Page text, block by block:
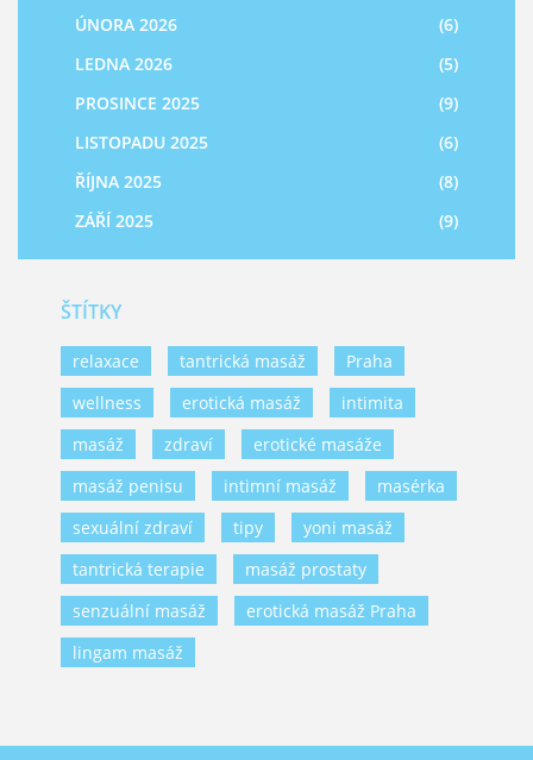
ÚNORA 2026
(6)
LEDNA 2026
(5)
PROSINCE 2025
(9)
LISTOPADU 2025
(6)
ŘÍJNA 2025
(8)
ZÁŘÍ 2025
(9)
ŠTÍTKY
relaxace tantrická masáž
Praha
wellness
erotická masáž
intimita
masáž
zdraví
erotické masáže
masáž penisu
intimní masáž
masérka
sexuální zdraví
tipy
yoni masáž
tantrická terapie
masáž prostaty
senzuální masáž
erotická masáž Praha
lingam masáž